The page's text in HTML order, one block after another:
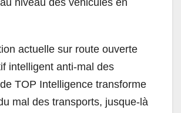
niveau des véhicules en
actuelle sur route ouverte
intelligent anti-mal des
TOP Intelligence transforme
mal des transports, jusque-là